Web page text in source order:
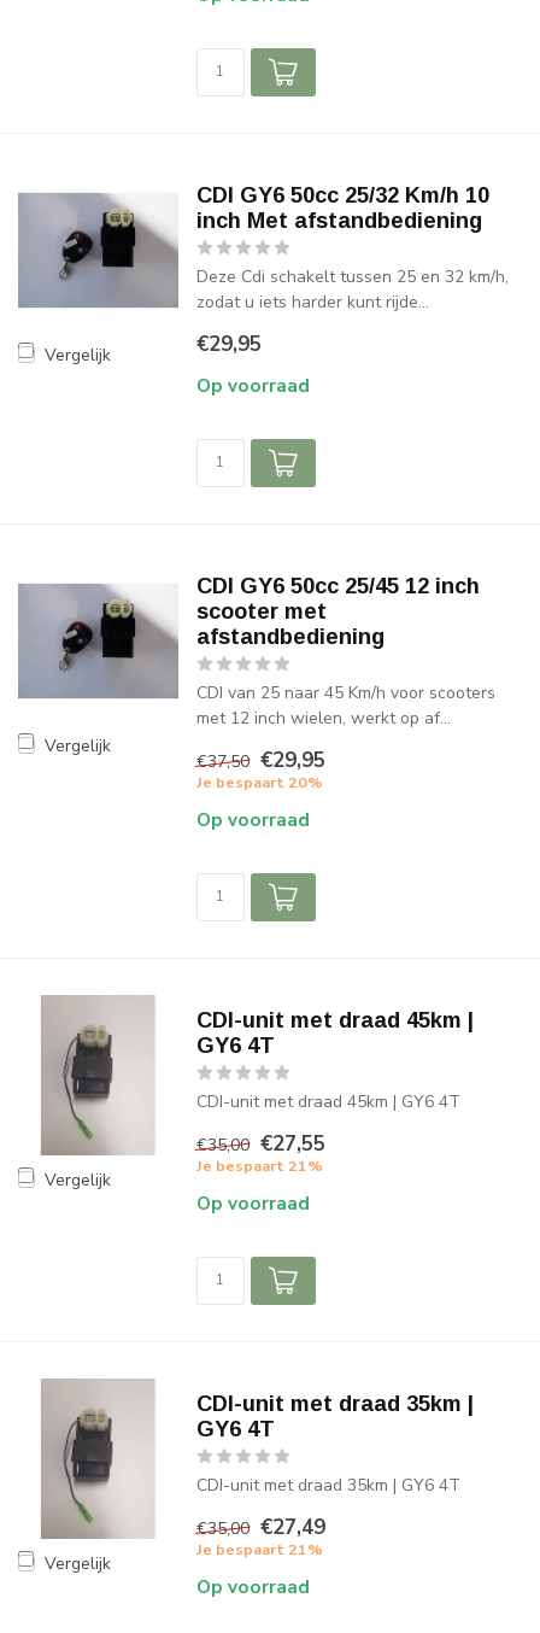
Vergelijk
CDI GY6 50cc 25/32 Km/h 10
inch Met afstandbediening
Deze Cdi schakelt tussen 25 en 32 km/h,
zodat u iets harder kunt rijde...
€29,95
Op voorraad
Vergelijk
CDI GY6 50cc 25/45 12 inch
scooter met
afstandbediening
CDI van 25 naar 45 Km/h voor scooters
met 12 inch wielen, werkt op af...
€37,50 €29,95
Je bespaart 20%
Op voorraad
Vergelijk
CDI-unit met draad 45km |
GY6 4T
CDI-unit met draad 45km | GY6 4T
€35,00 €27,55
Je bespaart 21%
Op voorraad
Vergelijk
CDI-unit met draad 35km |
GY6 4T
CDI-unit met draad 35km | GY6 4T
€35,00 €27,49
Je bespaart 21%
Op voorraad